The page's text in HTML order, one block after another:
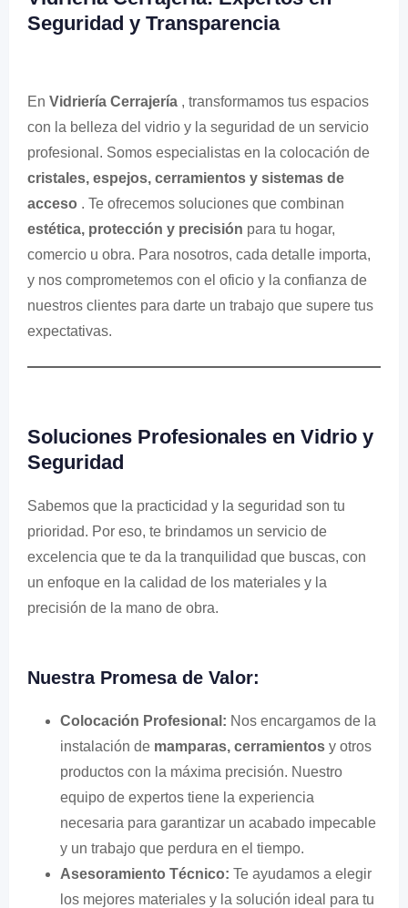
Seguridad y Transparencia
En Vidriería Cerrajería , transformamos tus espacios
con la belleza del vidrio y la seguridad de un servicio
profesional. Somos especialistas en la colocación de
cristales, espejos, cerramientos y sistemas de
acceso . Te ofrecemos soluciones que combinan
estética, protección y precisión para tu hogar,
comercio u obra. Para nosotros, cada detalle importa,
y nos comprometemos con el oficio y la confianza de
nuestros clientes para darte un trabajo que supere tus
expectativas.
Soluciones Profesionales en Vidrio y
Seguridad
Sabemos que la practicidad y la seguridad son tu
prioridad. Por eso, te brindamos un servicio de
excelencia que te da la tranquilidad que buscas, con
un enfoque en la calidad de los materiales y la
precisión de la mano de obra.
Nuestra Promesa de Valor:
Colocación Profesional: Nos encargamos de la
instalación de mamparas, cerramientos y otros
productos con la máxima precisión. Nuestro
equipo de expertos tiene la experiencia
necesaria para garantizar un acabado impecable
y un trabajo que perdura en el tiempo.
Asesoramiento Técnico: Te ayudamos a elegir
los mejores materiales y la solución ideal para tu